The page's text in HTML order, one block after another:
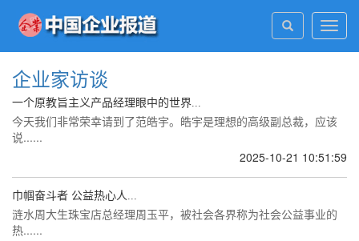
企业家访谈
一个原教旨主义产品经理眼中的世界...
今天我们非常荣幸请到了范皓宇。皓宇是理想的高级副总裁，应该
说......
2025-10-21 10:51:59
巾帼奋斗者 公益热心人...
涟水周大生珠宝店总经理周玉平，被社会各界称为社会公益事业的
热......